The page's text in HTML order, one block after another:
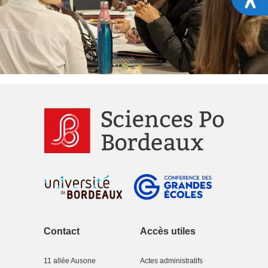
Contact
11 allée Ausone
Accès utiles
Actes administratifs